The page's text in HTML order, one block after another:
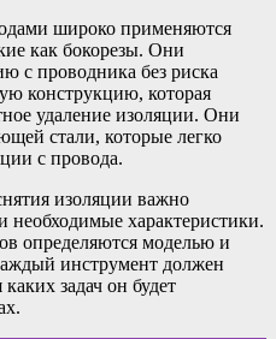
широко применяются
как бокорезы. Они
с проводника без риска
конструкцию, которая
удаление изоляции. Они
стали, которые легко
с провода.
изоляции важно
характеристики.
определяются моделью и
инструмент должен
задач он будет